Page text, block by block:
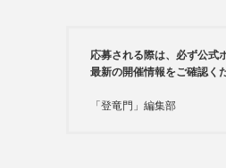
応募される際は、必ず公式
最新の開催情報をご確認く
「登竜門」編集部